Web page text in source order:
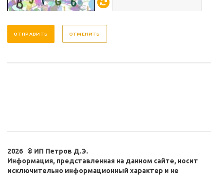
ОТМЕНИТЬ
2026 © ИП Петров Д.Э.
Информация, представленная на данном сайте, носит
исключительно информационный характер и не